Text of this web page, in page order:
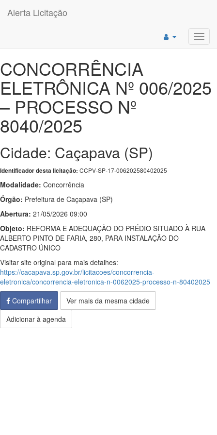
Alerta Licitação
CONCORRÊNCIA
ELETRÔNICA Nº 006/2025
– PROCESSO Nº
8040/2025
Cidade: Caçapava (SP)
Identificador desta licitação: CCPV-SP-17-006202580402025
Modalidade: Concorrência
Órgão: Prefeitura de Caçapava (SP)
Abertura: 21/05/2026 09:00
Objeto: REFORMA E ADEQUAÇÃO DO PRÉDIO SITUADO À RUA
ALBERTO PINTO DE FARIA, 280, PARA INSTALAÇÃO DO
CADASTRO ÚNICO
Visitar site original para mais detalhes:
https://cacapava.sp.gov.br/licitacoes/concorrencia-
eletronica/concorrencia-eletronica-n-0062025-processo-n-80402025
Compartilhar
Ver mais da mesma cidade
Adicionar à agenda